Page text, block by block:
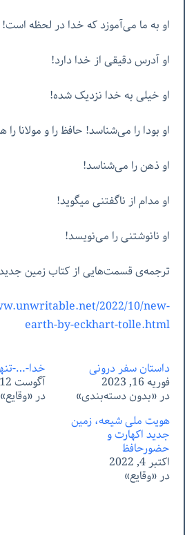
او به ما می‌آموزد که خدا در لحظه است!
او آدرس دقیقی از خدا دارد!
او خیلی به خدا نزدیک شده!
او بودا را می‌شناسد! حافظ را و مولانا
او ذهن را می‌شناسد!
او مدام از ناگفتنی میگوید!
او نانوشتنی را می‌نویسد!
ترجمه‌ی قسمت‌هایی از کتاب زمین
2022/10/new-
earth-by-eckhart-tolle.html
داستان سفر درونی
فوریه 16, 2023
در «بدون دسته‌بندی»
خدا-…-
آگوست 12, 2022
در «وقایع»
هویت ملی شیعه، زمین
جدید اکهارت و
حضورحافظ
اکتبر 4, 2022
در «وقایع»